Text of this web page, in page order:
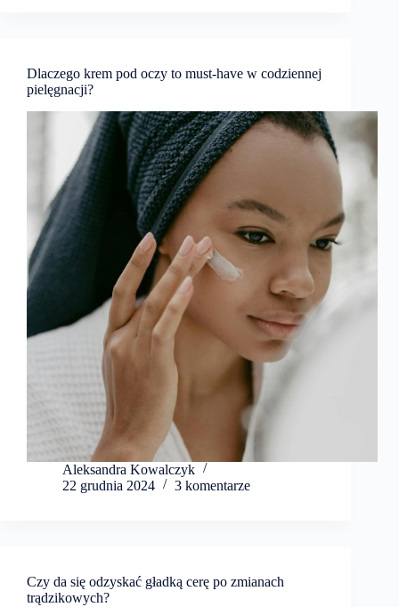
Dlaczego krem pod oczy to must-have w codziennej
pielęgnacji?
Aleksandra Kowalczyk
22 grudnia 2024
3 komentarze
Czy da się odzyskać gładką cerę po zmianach
trądzikowych?